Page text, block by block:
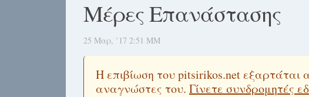
Μέρες Επανάστασης
25 Μαρ, ’17 2:51 ΜΜ
Η επιβίωση του pitsirikos.net εξαρτάται
αναγνώστες του. Γίνετε συνδρομητές